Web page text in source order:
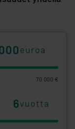
euroa
70 000 €
vuotta